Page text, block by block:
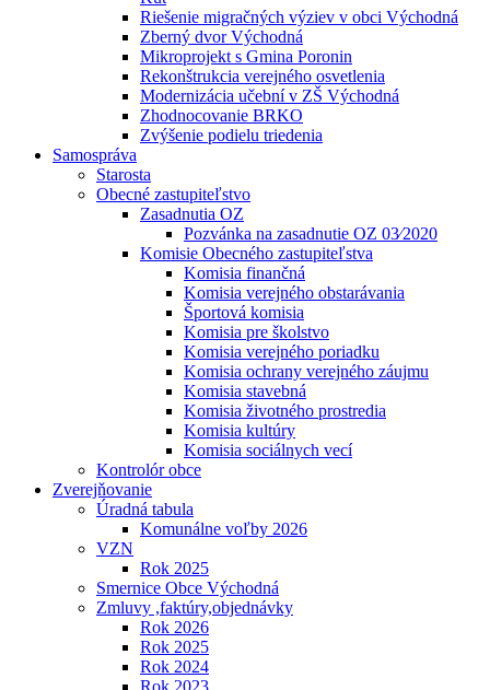
Riešenie migračných výziev v obci Východná
Zberný dvor Východná
Mikroprojekt s Gmina Poronin
Rekonštrukcia verejného osvetlenia
Modernizácia učební v ZŠ Východná
Zhodnocovanie BRKO
Zvýšenie podielu triedenia
Samospráva
Starosta
Obecné zastupiteľstvo
Zasadnutia OZ
Pozvánka na zasadnutie OZ 03⁄2020
Komisie Obecného zastupiteľstva
Komisia finančná
Komisia verejného obstarávania
Športová komisia
Komisia pre školstvo
Komisia verejného poriadku
Komisia ochrany verejného záujmu
Komisia stavebná
Komisia životného prostredia
Komisia kultúry
Komisia sociálnych vecí
Kontrolór obce
Zverejňovanie
Úradná tabula
Komunálne voľby 2026
VZN
Rok 2025
Smernice Obce Východná
Zmluvy ,faktúry,objednávky
Rok 2026
Rok 2025
Rok 2024
Rok 2023